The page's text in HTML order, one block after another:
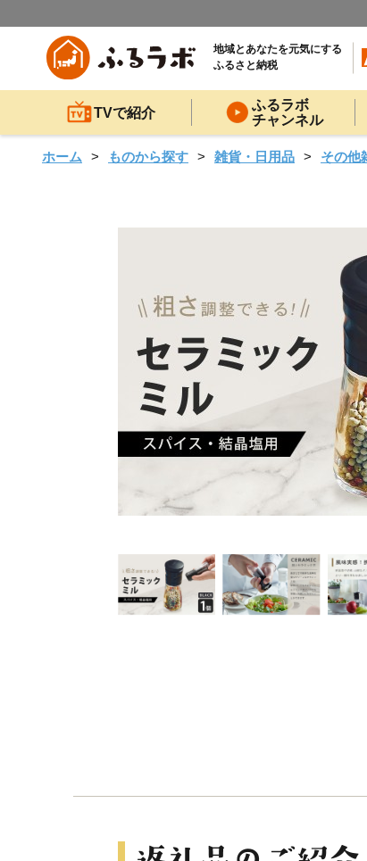
地域とあなたを元気にする
ふるさと納税
TVで紹介
ふるラボ
チャンネル
ホーム ものから探す 雑貨・日用品 その他